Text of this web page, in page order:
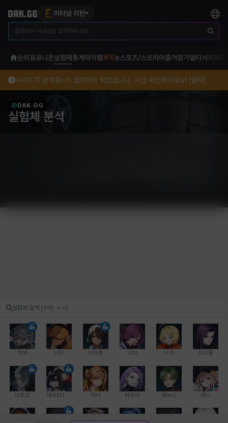
이터널 리턴
순위표유니온실험체 통계 아이템루트e스포츠/스트리머 즐겨찾기 멀티서치 파티
<시즌 11 성적표>가 업데이트 되었습니다. 지금 확인해보세요! [클릭]
DAK.GG
실험체 분석
가넷 나딘 나타폰 니아 니키 다니엘
다르코 띠아 라우라 레녹스 레니